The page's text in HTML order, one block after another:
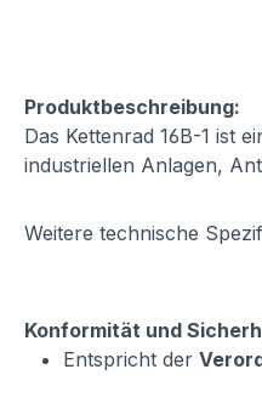
Produktbeschreibung:
Das Kettenrad 16B-1 ist
industriellen Anlagen,
Weitere technische
Konformität und
Entspricht der